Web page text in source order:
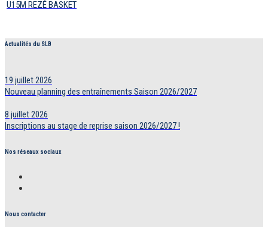
U15M REZÉ BASKET
Actualités du SLB
19 juillet 2026
Nouveau planning des entraînements Saison 2026/2027
8 juillet 2026
Inscriptions au stage de reprise saison 2026/2027 !
Nos réseaux sociaux
Nous contacter